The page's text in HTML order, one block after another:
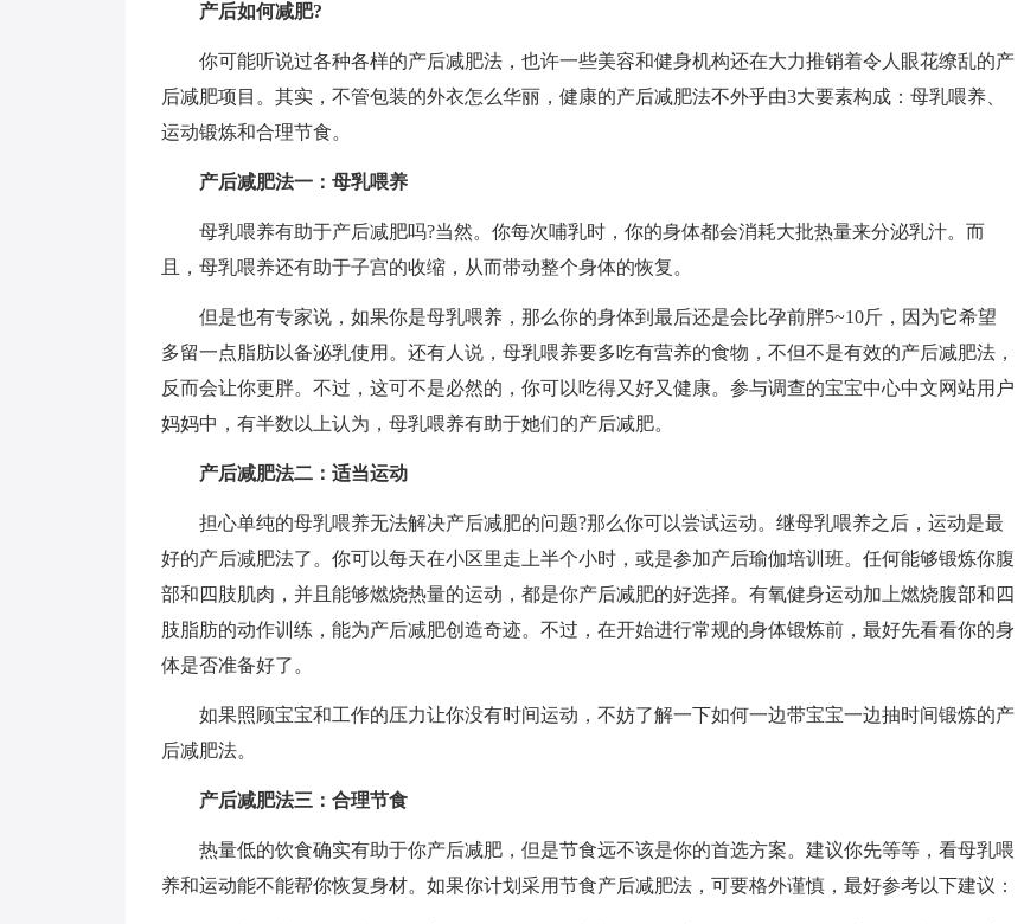
产后如何减肥?
你可能听说过各种各样的产后减肥法，也许一些美容和健身机构还在大力推销着令人眼花缭乱的产
后减肥项目。其实，不管包装的外衣怎么华丽，健康的产后减肥法不外乎由3大要素构成：母乳喂养、
运动锻炼和合理节食。
产后减肥法一：母乳喂养
母乳喂养有助于产后减肥吗?当然。你每次哺乳时，你的身体都会消耗大批热量来分泌乳汁。而
且，母乳喂养还有助于子宫的收缩，从而带动整个身体的恢复。
但是也有专家说，如果你是母乳喂养，那么你的身体到最后还是会比孕前胖5~10斤，因为它希望
多留一点脂肪以备泌乳使用。还有人说，母乳喂养要多吃有营养的食物，不但不是有效的产后减肥法，
反而会让你更胖。不过，这可不是必然的，你可以吃得又好又健康。参与调查的宝宝中心中文网站用户
妈妈中，有半数以上认为，母乳喂养有助于她们的产后减肥。
产后减肥法二：适当运动
担心单纯的母乳喂养无法解决产后减肥的问题?那么你可以尝试运动。继母乳喂养之后，运动是最
好的产后减肥法了。你可以每天在小区里走上半个小时，或是参加产后瑜伽培训班。任何能够锻炼你腹
部和四肢肌肉，并且能够燃烧热量的运动，都是你产后减肥的好选择。有氧健身运动加上燃烧腹部和四
肢脂肪的动作训练，能为产后减肥创造奇迹。不过，在开始进行常规的身体锻炼前，最好先看看你的身
体是否准备好了。
如果照顾宝宝和工作的压力让你没有时间运动，不妨了解一下如何一边带宝宝一边抽时间锻炼的产
后减肥法。
产后减肥法三：合理节食
热量低的饮食确实有助于你产后减肥，但是节食远不该是你的首选方案。建议你先等等，看母乳喂
养和运动能不能帮你恢复身材。如果你计划采用节食产后减肥法，可要格外谨慎，最好参考以下建议：